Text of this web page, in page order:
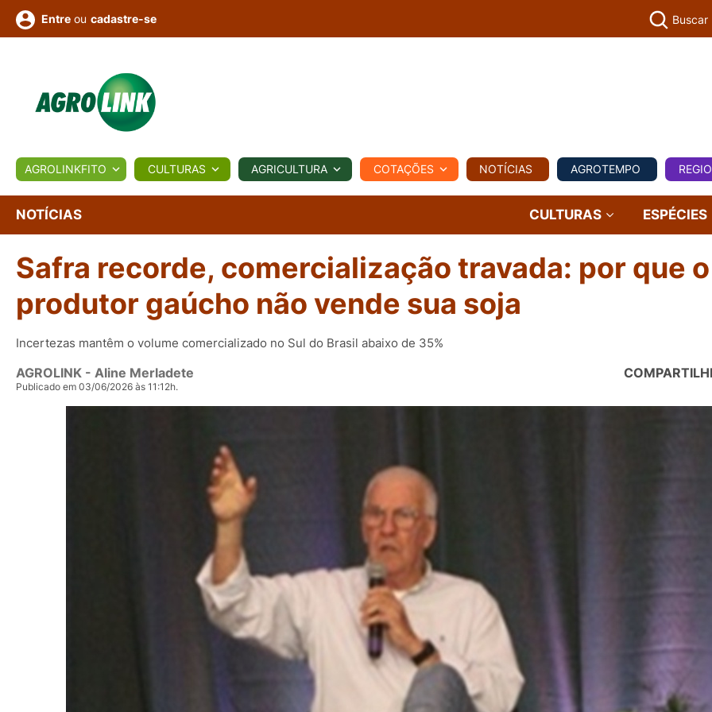
BIOLÓGICOS COTAÇÕES NOTÍCIAS AGROTEMPO REGIONAL COMERCIAL AGROVIAGENS
Conversor Colunistas Eventos
e
Vídeos
Entre ou cadastre-se Buscar
AGROLINKFITO CULTURAS AGRICULTURA COTAÇÕES NOTÍCIAS AGROTEMPO
NOTÍCIAS CULTURAS ESPÉCIES
Safra recorde, comercialização travada: por que o
produtor gaúcho não vende sua soja
Incertezas mantêm o volume comercializado no Sul do Brasil abaixo de 35%
AGROLINK - Aline Merladete
Publicado em 03/06/2026 às 11:12h.